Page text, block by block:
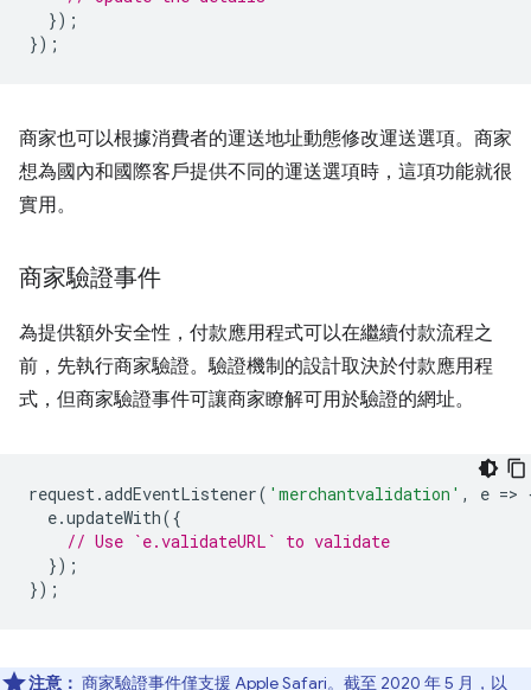
});
});
商家也可以根據消費者的運送地址動態修改運送選項。商家
想為國內和國際客戶提供不同的運送選項時，這項功能就很
實用。
商家驗證事件
為提供額外安全性，付款應用程式可以在繼續付款流程之
前，先執行商家驗證。驗證機制的設計取決於付款應用程
式，但商家驗證事件可讓商家瞭解可用於驗證的網址。
request.addEventListener( 'merchantvalidation' , e =>
e.updateWith({
// Use `e.validateURL` to validate
});
});
注意： 商家驗證事件僅支援 Apple Safari。截至 2020 年 5 月，以